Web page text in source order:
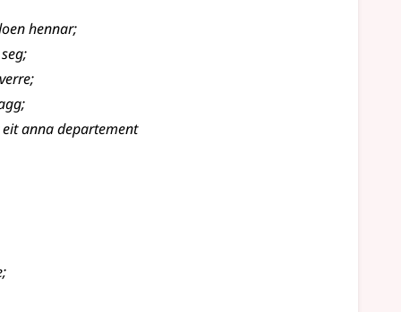
hennar;
;
;
;
anna departement
;